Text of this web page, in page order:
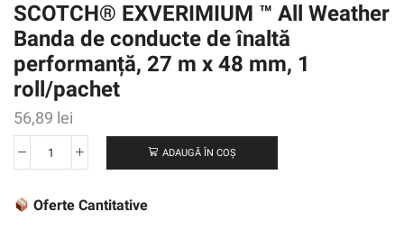
SCOTCH® EXVERIMIUM ™ All Weather
Banda de conducte de înaltă
performanță, 27 m x 48 mm, 1
roll/pachet
56,89 lei
Cantitate
EXVERIMIUM
ADAUGĂ ÎN COȘ
Oferte Cantitative